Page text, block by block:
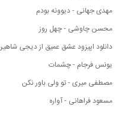
مهدی جهانی - دیوونه بودم
محسن چاوشی - چهل روز
دانلود اپیزود عشق عمیق از دیجی
یونس فرجام - چشمات
مصطفی میری - تو ولی باور نکن
مسعود فراهانی - آواره